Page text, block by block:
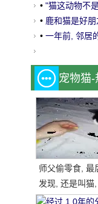
• "猫这动物不
• 鹿和猫是好
的..。
• 一年前, 邻居
宠物猫
师父偷零食, 最
发现, 还是叫猫
一块, 结果.....。